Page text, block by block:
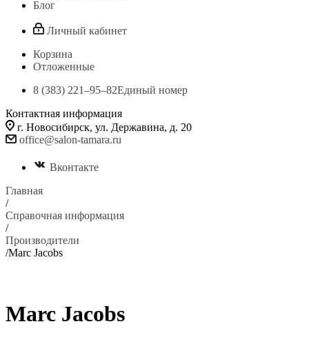
Блог
Личный кабинет
Корзина
Отложенные
8 (383) 221‒95‒82Единый номер
Контактная информация
г. Новосибирск, ул. Державина, д. 20
office@salon-tamara.ru
Вконтакте
Главная
/
Справочная информация
/
Производители
/Marc Jacobs
Marc Jacobs